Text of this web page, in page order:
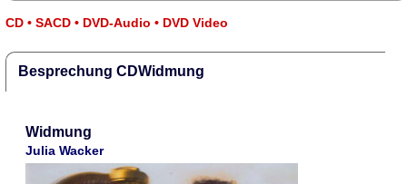
CD • SACD • DVD-Audio • DVD Video
Besprechung CDWidmung
Widmung
Julia Wacker